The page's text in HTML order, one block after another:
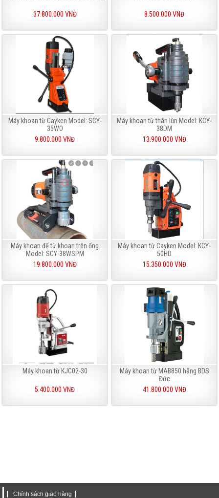
37.800.000 VNĐ 8.500.000 VNĐ
Máy khoan từ Cayken Model: SCY-
35WO
9.800.000 VNĐ
Máy khoan từ thân lùn Model: KCY-
38DM
13.900.000 VNĐ
Máy khoan đế từ khoan trên ống
Model: SCY-38WSPM
19.800.000 VNĐ
Máy khoan từ Cayken Model: KCY-
50HD
15.350.000 VNĐ
Máy khoan từ KJC02-30
5.400.000 VNĐ
Máy khoan từ MAB850 hãng BDS
Đức
41.800.000 VNĐ
Chính sách giao hàng